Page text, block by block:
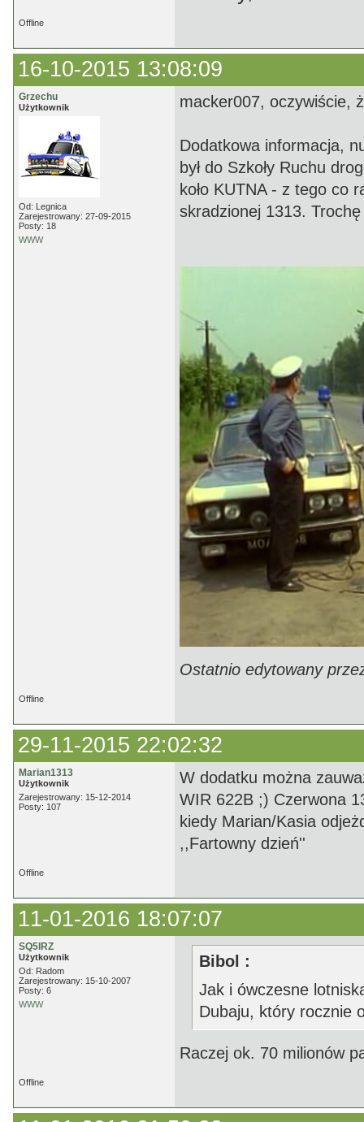
Offline
16-10-2015 13:08:09
Grzechu
Użytkownik
Od: Legnica
Zarejestrowany: 27-09-2015
Posty: 18
WWW
macker007, oczywiście,
Dodatkowa informacja,
był do Szkoły Ruchu
koło KUTNA - z tego co
skradzionej 1313. Trochę
Ostatnio edytowany
Offline
29-11-2015 22:02:32
Marian1313
Użytkownik
Zarejestrowany: 15-12-2014
Posty: 107
W dodatku można
WIR 622B ;) Czerwona
kiedy Marian/Kasia
,,Fartowny dzień''
Offline
11-01-2016 18:07:07
SQ5IRZ
Użytkownik
Od: Radom
Zarejestrowany: 15-10-2007
Posty: 6
WWW
Bibol :
Jak i ówczesne
Dubaju, który rocznie
Raczej ok. 70 milionów
Offline